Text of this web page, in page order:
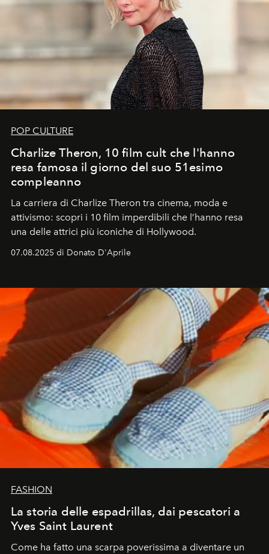
POP CULTURE
Charlize Theron, 10 film cult che l'hanno
resa famosa il giorno del suo 51esimo
compleanno
La carriera di Charlize Theron tra cinema, moda e
attivismo: scopri i 10 film imperdibili che l’hanno resa
una delle attrici più iconiche di Hollywood.
07.08.2025 di Donato D'Aprile
FASHION
La storia delle espadrillas, dai pescatori a
Yves Saint Laurent
Come ha fatto una scarpa poverissima a diventare un